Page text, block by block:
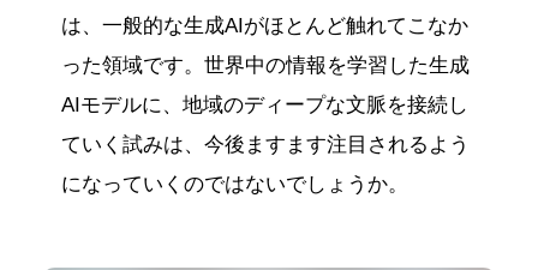
は、一般的な生成AIがほとんど触れてこなか
った領域です。世界中の情報を学習した生成
AIモデルに、地域のディープな文脈を接続し
ていく試みは、今後ますます注目されるよう
になっていくのではないでしょうか。